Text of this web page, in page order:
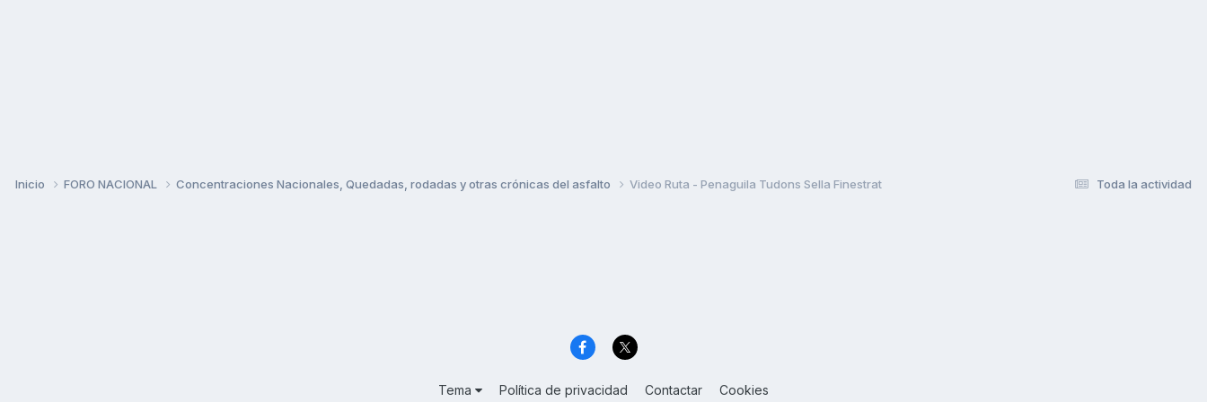
Toda la actividad
Inicio FORO NACIONAL Concentraciones Nacionales, Quedadas, rodadas y otras crónicas del asfalto Video Ruta - Penaguila Tudons Sella Finestrat
Tema Política de privacidad Contactar Cookies